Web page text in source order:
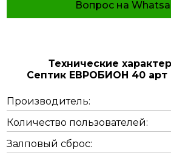
Вопрос на
Технические
Септик ЕВРОБИОН 40 арт
Производитель:
Количество пользователей:
Залповый сброс: